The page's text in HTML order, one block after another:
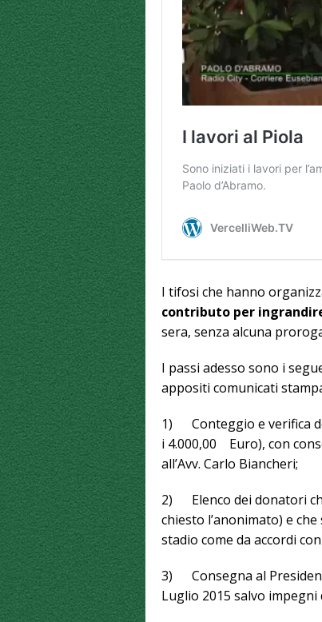
I tifosi che hanno
contributo per
sera, senza alcuna
I passi adesso sono i
appositi comunicati
1) Conteggio e verifica
i 4.000,00 Euro), con
all’Avv. Carlo Biancheri;
2) Elenco dei donatori
chiesto l’anonimato) e
stadio come da accordi
3) Consegna al
Luglio 2015 salvo impegni